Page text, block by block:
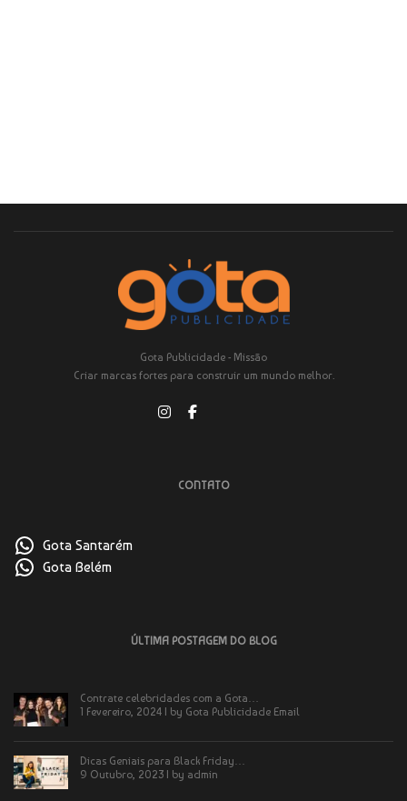
Gota Publicidade - Missão
Criar marcas fortes para construir um mundo melhor.
CONTATO
Gota Santarém
Gota Belém
ÚLTIMA POSTAGEM DO BLOG
Contrate celebridades com a Gota…
1 Fevereiro, 2024 | by Gota Publicidade Email
Dicas Geniais para Black Friday…
9 Outubro, 2023 | by admin